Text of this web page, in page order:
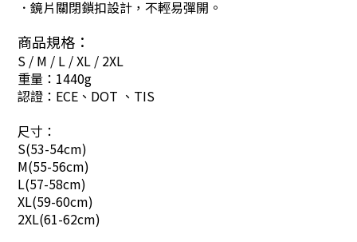
．鏡片關閉鎖扣設計，不輕易彈開。
商品規格：
S / M / L / XL / 2XL
重量：1440g
認證：ECE、DOT 、TIS
尺寸：
S(53-54cm)
M(55-56cm)
L(57-58cm)
XL(59-60cm)
2XL(61-62cm)